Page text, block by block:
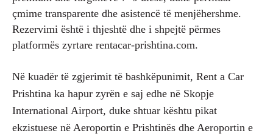
çmime transparente dhe asistencë të menjëhershme.
Rezervimi është i thjeshtë dhe i shpejtë përmes
platformës zyrtare rentacar-prishtina.com.
Në kuadër të zgjerimit të bashkëpunimit, Rent a Car
Prishtina ka hapur zyrën e saj edhe në Skopje
International Airport, duke shtuar kështu pikat
ekzistuese në Aeroportin e Prishtinës dhe Aeroportin e